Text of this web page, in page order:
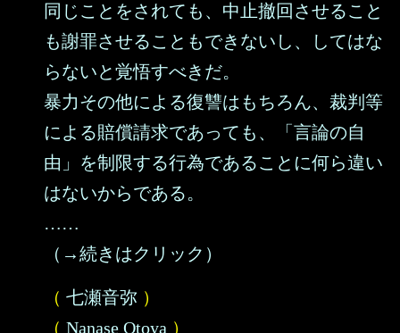
同じことをされても、中止撤回させること
も謝罪させることもできないし、してはな
らないと覚悟すべきだ。
暴力その他による復讐はもちろん、裁判等
による賠償請求であっても、「言論の自
由」を制限する行為であることに何ら違い
はないからである。
……
（→続きはクリック）
（ 七瀬音弥 ）
（ Nanase Otoya ）